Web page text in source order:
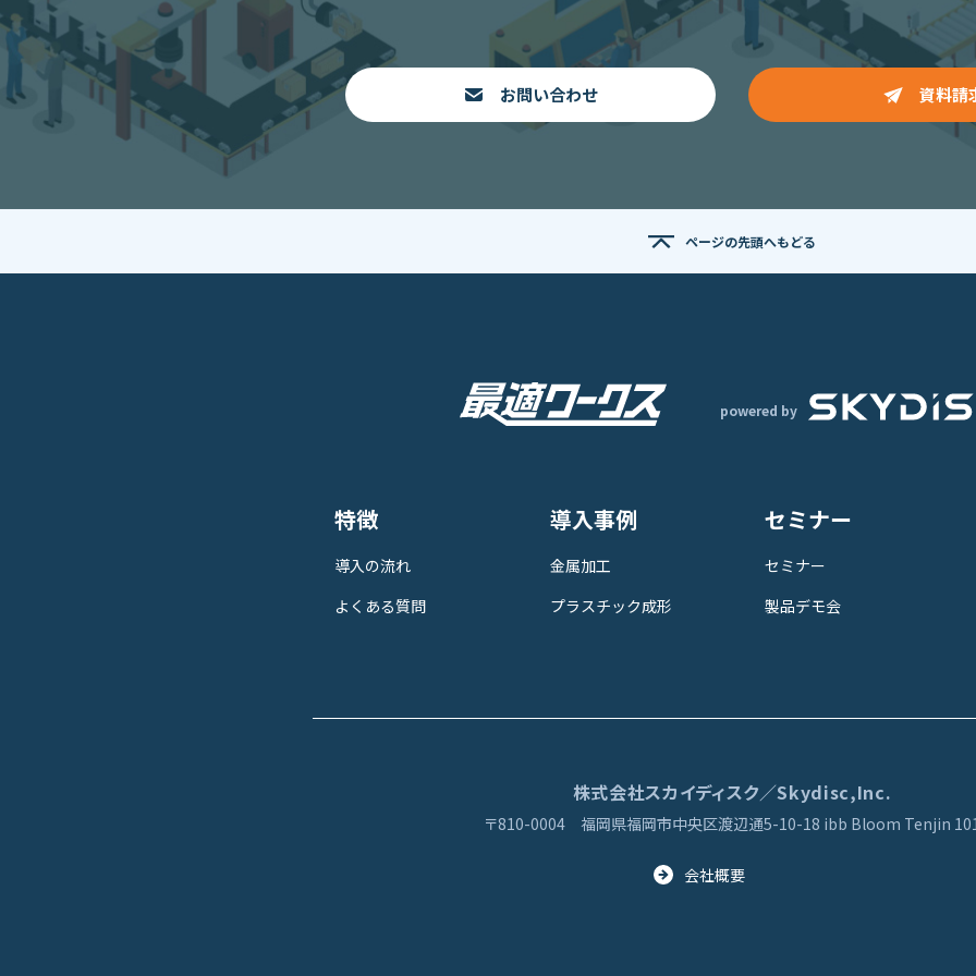
お問い合わせ 資料請
ページの先頭へもどる
powered by
特徴
導入の流れ
よくある質問
導入事例
金属加工
プラスチック成形
セミナー
セミナー
製品デモ会
株式会社スカイディスク／Skydisc,Inc.
〒810-0004 福岡県福岡市中央区渡辺通5-10-18 ibb Bloom Tenjin
会社概要